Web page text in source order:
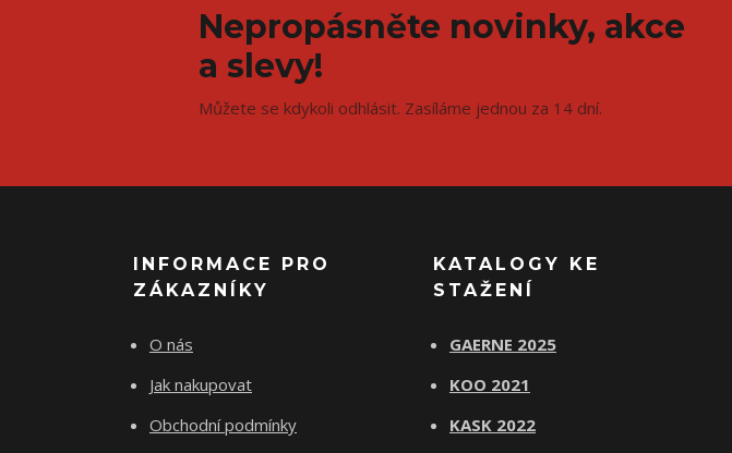
Nepropásněte novinky, akce
a slevy!
Můžete se kdykoli odhlásit. Zasíláme jednou za 14 dní.
INFORMACE PRO
ZÁKAZNÍKY
O nás
Jak nakupovat
Obchodní podmínky
KATALOGY KE
STAŽENÍ
GAERNE 2025
KOO 2021
KASK 2022